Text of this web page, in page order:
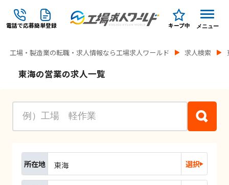
電話で応募簡単登録 キープ中 メニュー
工場・製造業の転職・求人情報なら工場求人ワールド 求人検索
東海の営業の求人一覧
所在地 東海 選択